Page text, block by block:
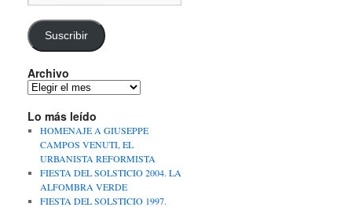
de
email
Suscribir
Archivo
Archivo
Lo más leído
HOMENAJE A GIUSEPPE
CAMPOS VENUTI, EL
URBANISTA REFORMISTA
FIESTA DEL SOLSTICIO 2004. LA
ALFOMBRA VERDE
FIESTA DEL SOLSTICIO 1997.